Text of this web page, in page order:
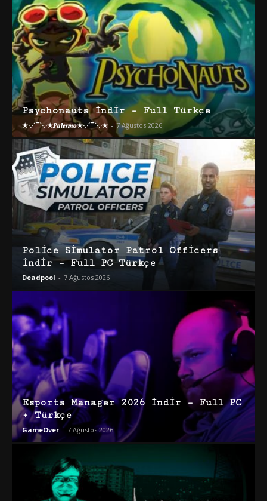
Psychonauts İndir – Full Türkçe
★·.·´¯`·.·★𝑷𝒂𝒍𝒆𝒓𝒎𝒐★·.·´¯`·.·★ - 7 Ağustos 2026
Police Simulator Patrol Officers
İndir – Full PC Türkçe
Deadpool - 7 Ağustos 2026
Esports Manager 2026 İndir – Full PC
+ Türkçe
GameOver - 7 Ağustos 2026